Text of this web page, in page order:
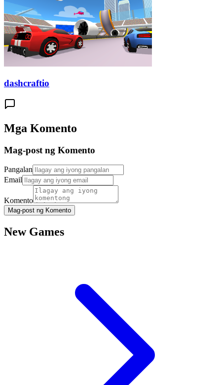
dashcraftio
Mga Komento
Mag-post ng Komento
Pangalan
Email
Komento
Mag-post ng Komento
New Games